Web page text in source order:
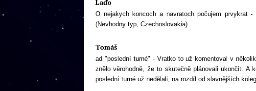
Laďo
O nejakych koncoch a navratoch počujem prvykrat
(Nevhodny typ, Czechoslovakia)
Tomáš
ad "poslední turné" - Vratko to už komentoval v
znělo věrohodně, že to skutečně plánovali ukončit.
poslední turné už nedělali, na rozdíl od slavnějších